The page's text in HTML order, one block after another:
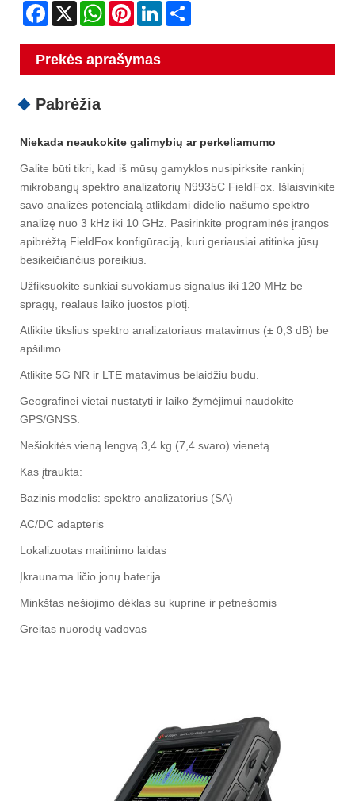
Facebook
X WhatsAppPinterestLinkedIn
Prekės aprašymas
Pabrėžia
Niekada neaukokite galimybių ar perkeliamumo
Galite būti tikri, kad iš mūsų gamyklos nusipirksite rankinį
mikrobangų spektro analizatorių N9935C FieldFox. Išlaisvinkite
savo analizės potencialą atlikdami didelio našumo spektro
analizę nuo 3 kHz iki 10 GHz. Pasirinkite programinės įrangos
apibrėžtą FieldFox konfigūraciją, kuri geriausiai atitinka jūsų
besikeičiančius poreikius.
Užfiksuokite sunkiai suvokiamus signalus iki 120 MHz be
spragų, realaus laiko juostos plotį.
Atlikite tikslius spektro analizatoriaus matavimus (± 0,3 dB) be
apšilimo.
Atlikite 5G NR ir LTE matavimus belaidžiu būdu.
Geografinei vietai nustatyti ir laiko žymėjimui naudokite
GPS/GNSS.
Nešiokitės vieną lengvą 3,4 kg (7,4 svaro) vienetą.
Kas įtraukta:
Bazinis modelis: spektro analizatorius (SA)
AC/DC adapteris
Lokalizuotas maitinimo laidas
Įkraunama ličio jonų baterija
Minkštas nešiojimo dėklas su kuprine ir petnešomis
Greitas nuorodų vadovas